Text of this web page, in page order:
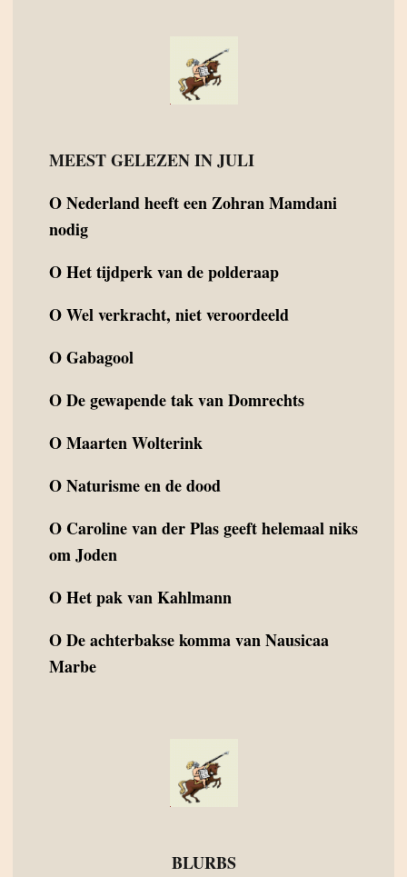
MEEST GELEZEN IN JULI
ONederland heeft een Zohran Mamdani
nodig
OHet tijdperk van de polderaap
OWel verkracht, niet veroordeeld
OGabagool
ODe gewapende tak van Domrechts
OMaarten Wolterink
ONaturisme en de dood
O Caroline van der Plas geeft helemaal niks
om Joden
OHet pak van Kahlmann
ODe achterbakse komma van Nausicaa
Marbe
BLURBS